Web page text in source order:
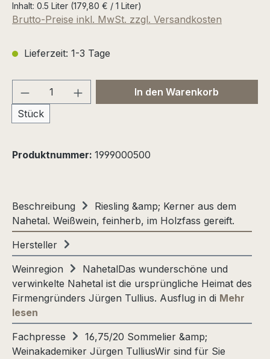
Inhalt: 0.5 Liter (179,80 € / 1 Liter)
Brutto-Preise inkl. MwSt. zzgl. Versandkosten
Lieferzeit: 1-3 Tage
Produkt Anzahl: Gib den
Stück
In den Warenkorb
Produktnummer: 1999000500
Beschreibung
Riesling &amp; Kerner aus dem
Nahetal. Weißwein, feinherb, im Holzfass gereift.
Hersteller
Weinregion
NahetalDas wunderschöne und
verwinkelte Nahetal ist die ursprüngliche Heimat des
Firmengründers Jürgen Tullius. Ausflug in di Mehr
lesen
Fachpresse
16,75/20 Sommelier &amp;
Weinakademiker Jürgen TulliusWir sind für Sie